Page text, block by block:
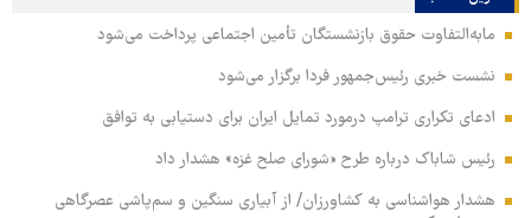
مابه‌التفاوت حقوق بازنشستگان تأمین اجتماعی پرداخت می‌شود
نشست خبری رئیس‌جمهور فردا برگزار می‌شود
ادعای تکراری ترامپ درمورد تمایل ایران برای دستیابی به توافق
رئیس شاباک درباره طرح «شورای صلح غزه» هشدار داد
هشدار هواشناسی به کشاورزان/ از آبیاری سنگین و سم‌پاشی عصرگاهی